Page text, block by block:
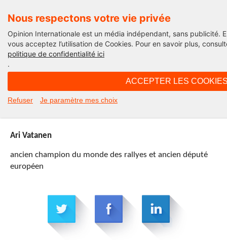
Nous respectons votre vie privée
Opinion Internationale est un média indépendant, sans publicité.
vous acceptez l’utilisation de Cookies. Pour en savoir plus,
politique de confidentialité ici
.
ACCEPTER LES
Refuser Je paramètre mes choix
Ari Vatanen
Ari Vatanen
ancien champion du monde des rallyes et ancien député
européen